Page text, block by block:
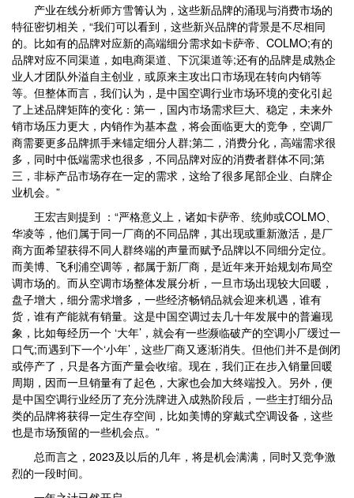
产业在线分析师方雪箐认为，这些新品牌的涌现与消费市场的
特征密切相关，“我们可以看到，这些新兴品牌的背景是不尽相同
的。比如有的品牌对应新的高端细分需求如卡萨帝、COLMO;有的
品牌对应不同渠道，如电商渠道、下沉渠道等;还有的品牌是成熟企
业人才团队外溢自主创业，或原来主攻出口市场现在转向内销等
等。但整体而言，我们认为，是中国空调行业市场环境的变化引起
了上述品牌矩阵的变化：第一，国内市场需求巨大、稳定，未来外
销市场压力更大，内销作为基本盘，将会面临更大的竞争，空调厂
商需要更多品牌抓手来锚定细分人群;第二，消费分化，高端需求很
多，同时中低端需求也很多，不同品牌对应的消费者群体不同;第
三，非标产品市场存在一定的需求，这给了很多尾部企业、白牌企
业机会。”
王宏吉则提到 ：“严格意义上，诸如卡萨帝、统帅或COLMO、
华凌等，他们属于同一厂商的不同品牌，其出现或重新激活，是厂
商方面希望获得不同人群终端的声量而赋予品牌以不同细分定位。
而美博、飞利浦空调等，都属于新厂商，是近年来开始规划布局空
调市场的。而从空调市场整体发展分析，一旦市场出现较大回暖，
盘子增大，细分需求增多，一些经济畅销品就会迎来机遇，谁有
货，谁有产能就有销量。这是中国空调过去几十年发展中的普遍现
象，比如每经历一个 ‘大年’，就会有一些濒临破产的空调小厂缓过一
口气;而遇到下一个‘小年’，这些厂商又逐渐消失。但他们并不是倒闭
或停产了，只是各方面产量会收缩。现在，我们正在步入销量回暖
周期，因而一旦销量有了起色，大家也会加大终端投入。另外，便
是中国空调行业经历了充分洗牌进入成熟阶段后，一些主打细分品
类的品牌将获得一定生存空间，比如美博的穿戴式空调设备，这些
也是市场预留的一些机会点。”
总而言之，2023及以后的几年，将是机会满满，同时又竞争激
烈的一段时间。